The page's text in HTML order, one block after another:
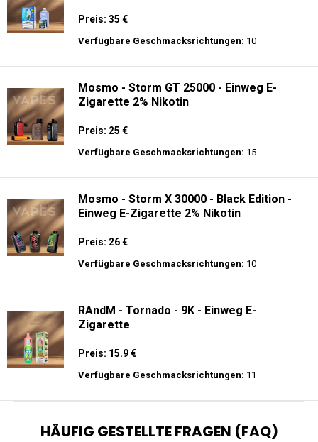
Preis: 35 €
Verfügbare Geschmacksrichtungen: 10
Mosmo - Storm GT 25000 - Einweg E-
Zigarette 2% Nikotin
Preis: 25 €
Verfügbare Geschmacksrichtungen: 15
Mosmo - Storm X 30000 - Black Edition -
Einweg E-Zigarette 2% Nikotin
Preis: 26 €
Verfügbare Geschmacksrichtungen: 10
RAndM - Tornado - 9K - Einweg E-
Zigarette
Preis: 15.9 €
Verfügbare Geschmacksrichtungen: 11
HÄUFIG GESTELLTE FRAGEN (FAQ)